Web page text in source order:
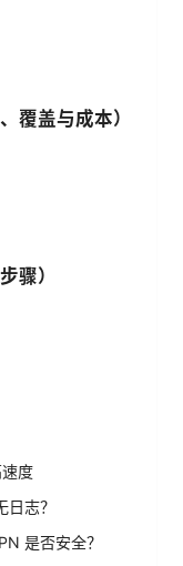
覆盖与成本）
骤）
度
志？
是否安全？